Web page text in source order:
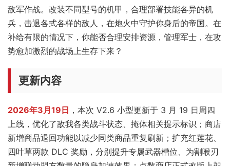
敌军作战。改装不同型号的机甲，合理部署技能各异的机
兵，击退各式各样的敌人，在炮火中守护你身后的帝国。在
补给有限的情况下，你能否合理安排资源，管理军士，在攻
势愈加激烈的战场上生存下来？
更新内容
2026年3月19日 ，本次 V2.6 小型更新于 3 月 19 日周四
上线，优化了敌我各类战斗状态、掩体相关提示标识；商店
新增商品退回功能以减少同类商品重复刷新；扩充红莲花、
四叶草两款 DLC 奖励，分别提升专属武器槽位、为割喉刃